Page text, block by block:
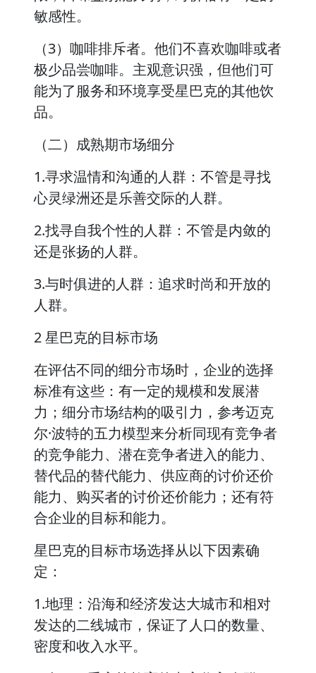
敏感性。
（3）咖啡排斥者。他们不喜欢咖啡或者
极少品尝咖啡。主观意识强，但他们可
能为了服务和环境享受星巴克的其他饮
品。
（二）成熟期市场细分
1.寻求温情和沟通的人群：不管是寻找
心灵绿洲还是乐善交际的人群。
2.找寻自我个性的人群：不管是内敛的
还是张扬的人群。
3.与时俱进的人群：追求时尚和开放的
人群。
2 星巴克的目标市场
在评估不同的细分市场时，企业的选择
标准有这些：有一定的规模和发展潜
力；细分市场结构的吸引力，参考迈克
尔·波特的五力模型来分析同现有竞争者
的竞争能力、潜在竞争者进入的能力、
替代品的替代能力、供应商的讨价还价
能力、购买者的讨价还价能力；还有符
合企业的目标和能力。
星巴克的目标市场选择从以下因素确
定：
1.地理：沿海和经济发达大城市和相对
发达的二线城市，保证了人口的数量、
密度和收入水平。